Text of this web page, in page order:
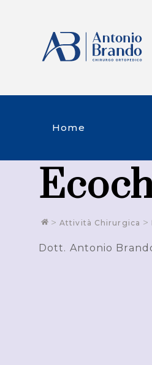
Home
> Attività Chirurgica >
Dott. Antonio